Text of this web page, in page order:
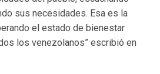
sus necesidades. Esa es la
el estado de bienestar
los venezolanos” escribió en